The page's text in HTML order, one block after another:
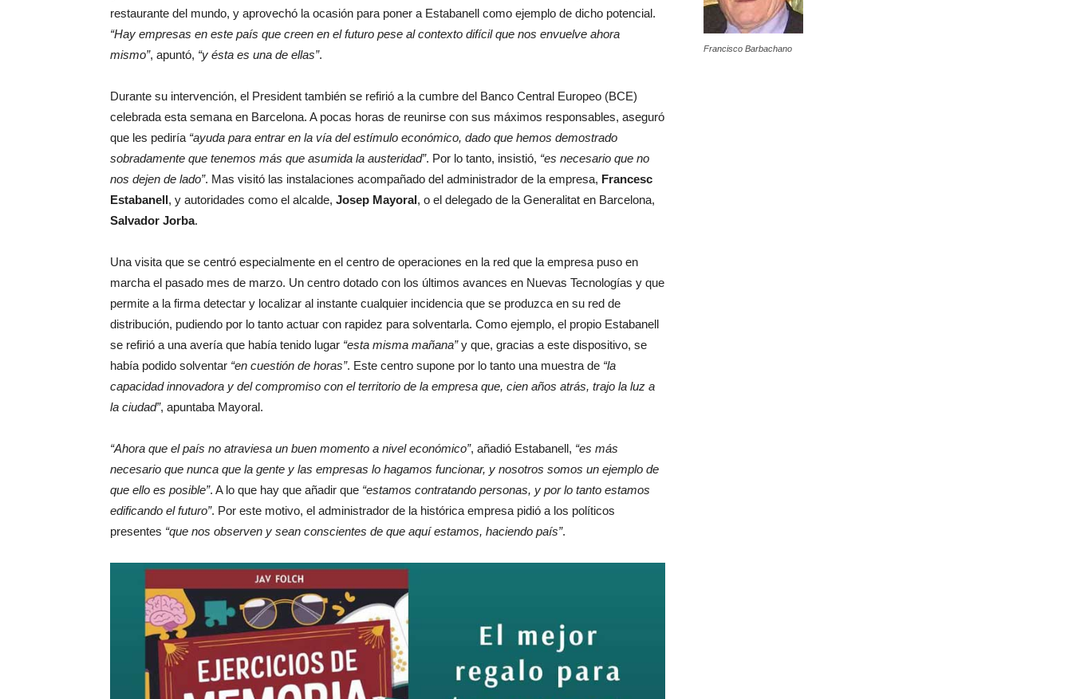
restaurante del mundo, y aprovechó la ocasión para poner a Estabanell como ejemplo de dicho potencial.
“Hay empresas en este país que creen en el futuro pese al contexto difícil que nos envuelve ahora
mismo”, apuntó, “y ésta es una de ellas”.
Durante su intervención, el President también se refirió a la cumbre del Banco Central Europeo (BCE)
celebrada esta semana en Barcelona. A pocas horas de reunirse con sus máximos responsables, aseguró
que les pediría “ayuda para entrar en la vía del estímulo económico, dado que hemos demostrado
sobradamente que tenemos más que asumida la austeridad”. Por lo tanto, insistió, “es necesario que no
nos dejen de lado”. Mas visitó las instalaciones acompañado del administrador de la empresa, Francesc
Estabanell, y autoridades como el alcalde, Josep Mayoral, o el delegado de la Generalitat en Barcelona,
Salvador Jorba.
Una visita que se centró especialmente en el centro de operaciones en la red que la empresa puso en
marcha el pasado mes de marzo. Un centro dotado con los últimos avances en Nuevas Tecnologías y que
permite a la firma detectar y localizar al instante cualquier incidencia que se produzca en su red de
distribución, pudiendo por lo tanto actuar con rapidez para solventarla. Como ejemplo, el propio Estabanell
se refirió a una avería que había tenido lugar “esta misma mañana”y que, gracias a este dispositivo, se
había podido solventar “en cuestión de horas”. Este centro supone por lo tanto una muestra de “la
capacidad innovadora y del compromiso con el territorio de la empresa que, cien años atrás, trajo la luz a
la ciudad”, apuntaba Mayoral.
“Ahora que el país no atraviesa un buen momento a nivel económico”, añadió Estabanell, “es más
necesario que nunca que la gente y las empresas lo hagamos funcionar, y nosotros somos un ejemplo de
que ello es posible”. A lo que hay que añadir que “estamos contratando personas, y por lo tanto estamos
edificando el futuro”. Por este motivo, el administrador de la histórica empresa pidió a los políticos
presentes “que nos observen y sean conscientes de que aquí estamos, haciendo país”.
Francisco Barbachano